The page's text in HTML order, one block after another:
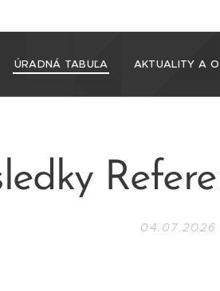
ÚRADNÁ TABUĽA AKTUALITY A
04.07.2026